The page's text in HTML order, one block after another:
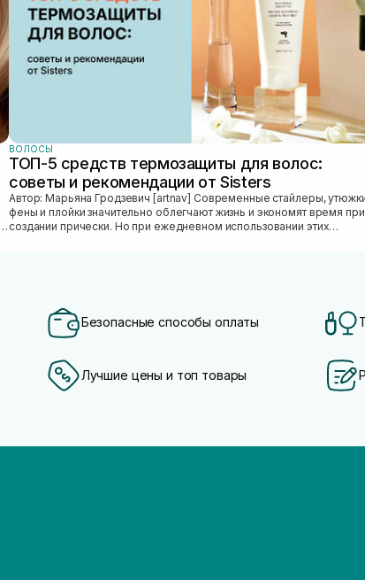
ВОЛОСЫ
ТОП-5 средств термозащиты для волос:
советы и рекомендации от Sisters
Автор: Марьяна Гродзевич [artnav] Современные стайлеры, утюжки,
фены и плойки значительно облегчают жизнь и экономят время при
создании прически. Но при ежедневном использовании этих
Безопасные способы оплаты
Лучшие цены и топ товары